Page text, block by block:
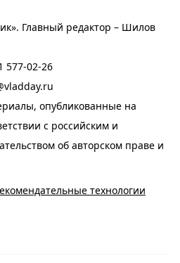
Главный редактор – Шилов
577-02-26
опубликованные на
с российским и
об авторском праве и
технологии